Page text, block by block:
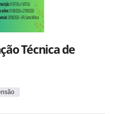
Técnica de